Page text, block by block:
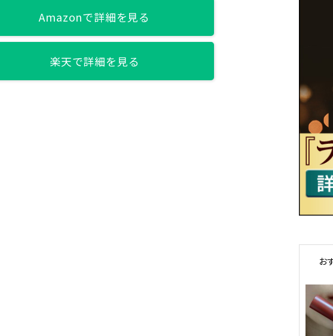
Amazonで詳細を見る
楽天で詳細を見る
お